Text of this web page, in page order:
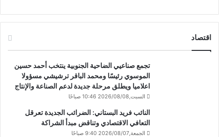
اقتصاد
تجمع صناعيي الضاحية الجنوبية ينتخب أحمد حسين
الموسوي رئيسًا ومحمد الباقر ترشيشي مسؤولا
اعلاميا ويطلق مرحلة جديدة لدعم الصناعة والإنتاج
السبت,2026/08/08 10:46 صباحًا
النائب فريد البستاني: الضرائب الجديدة تعرقل
التعافي الاقتصادي وتناقض مبدأ الشراكة
الجمعة,2026/08/07 9:40 صباحًا